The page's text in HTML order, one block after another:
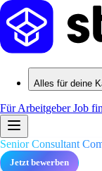
Alles für deine
Für ArbeitgeberJob
Senior Consultant
Jetzt bewerben